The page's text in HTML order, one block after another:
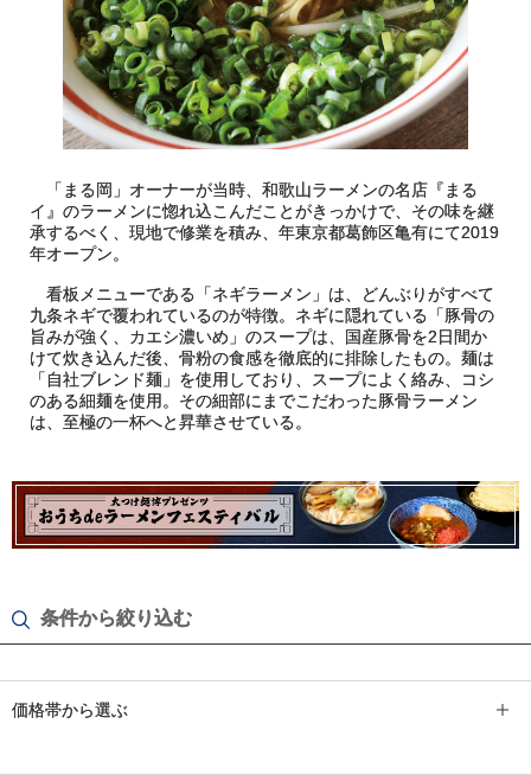
条件から絞り込む
価格帯から選ぶ
「まる岡」オーナーが当時、和歌山ラーメンの名店『まる
イ』のラーメンに惚れ込こんだことがきっかけで、その味を継
承するべく、現地で修業を積み、年東京都葛飾区亀有にて2019
年オープン。
看板メニューである「ネギラーメン」は、どんぶりがすべて
九条ネギで覆われているのが特徴。ネギに隠れている「豚骨の
旨みが強く、カエシ濃いめ」のスープは、国産豚骨を2日間か
けて炊き込んだ後、骨粉の食感を徹底的に排除したもの。麺は
「自社ブレンド麺」を使用しており、スープによく絡み、コシ
のある細麺を使用。その細部にまでこだわった豚骨ラーメン
は、至極の一杯へと昇華させている。